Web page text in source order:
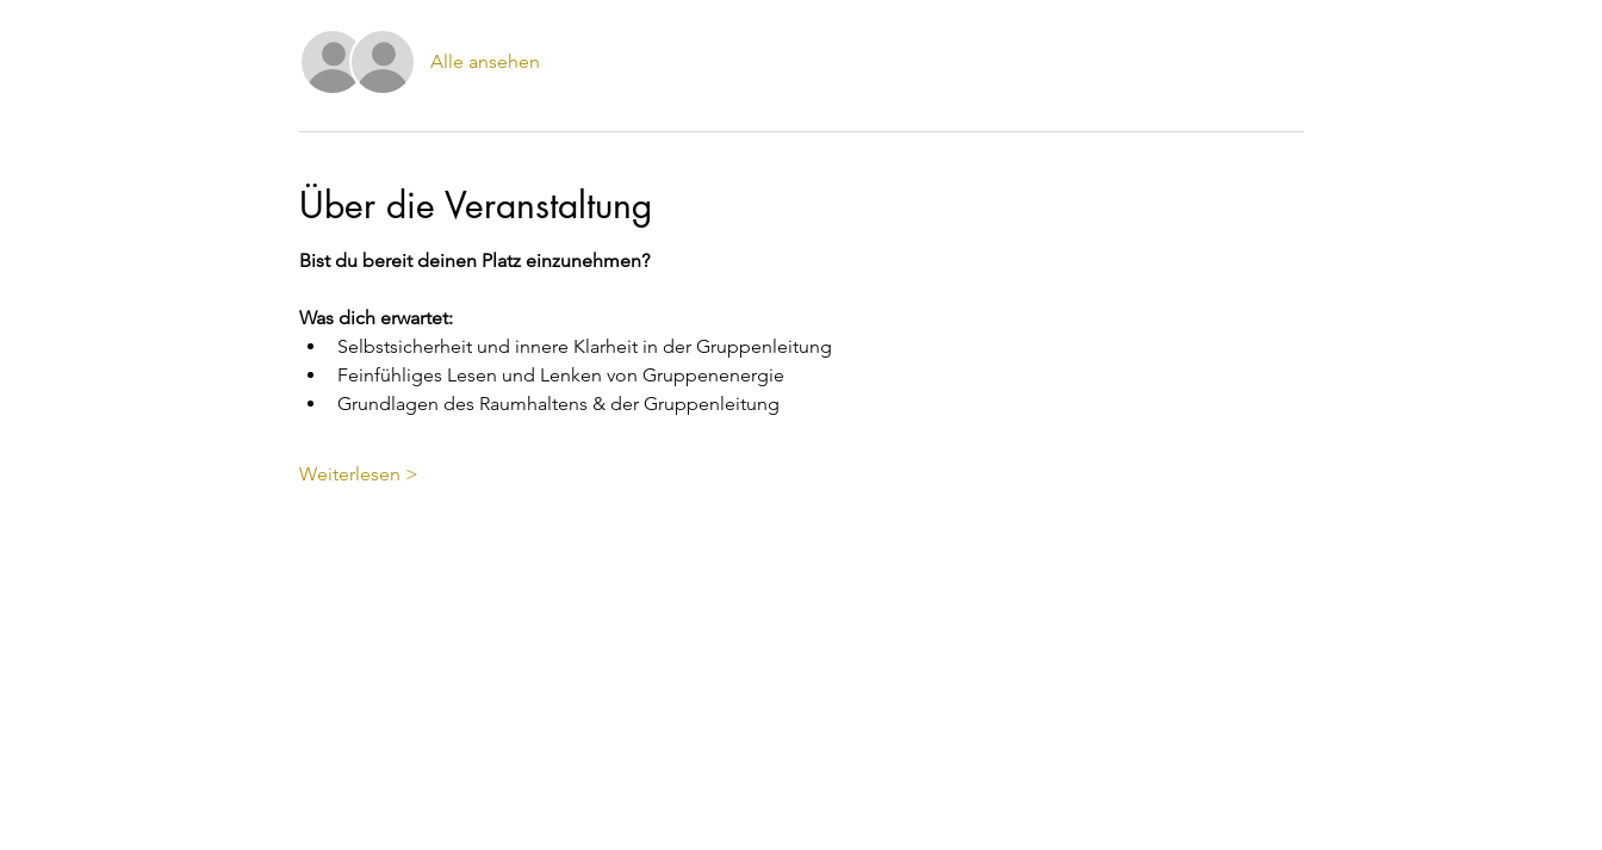
Alle ansehen
Über die Veranstaltung
Bist du bereit deinen Platz einzunehmen?
Was dich erwartet:
Selbstsicherheit und innere Klarheit in der Gruppenleitung
Feinfühliges Lesen und Lenken von Gruppenenergie
Grundlagen des Raumhaltens & der Gruppenleitung
Weiterlesen >